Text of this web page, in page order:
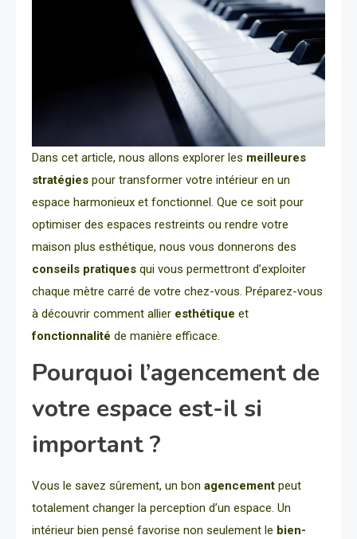
Dans cet article, nous allons explorer les meilleures
stratégies pour transformer votre intérieur en un
espace harmonieux et fonctionnel. Que ce soit pour
optimiser des espaces restreints ou rendre votre
maison plus esthétique, nous vous donnerons des
conseils pratiques qui vous permettront d’exploiter
chaque mètre carré de votre chez-vous. Préparez-vous
à découvrir comment allier esthétique et
fonctionnalité de manière efficace.
Pourquoi l’agencement de
votre espace est-il si
important ?
Vous le savez sûrement, un bon agencement peut
totalement changer la perception d’un espace. Un
intérieur bien pensé favorise non seulement le bien-